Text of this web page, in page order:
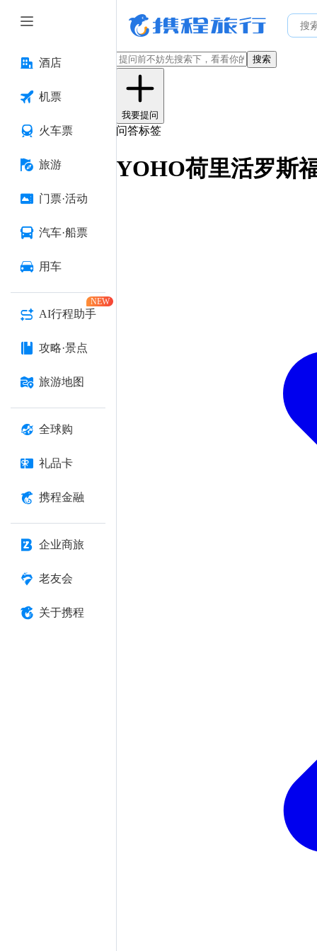
酒店
机票
火车票
旅游
门票·活动
汽车·船票
用车
AI行程助手
NEW
攻略·景点
旅游地图
全球购
礼品卡
携程金融
企业商旅
老友会
关于携程
搜索
我要提问
问答标签
YOHO荷里活罗斯